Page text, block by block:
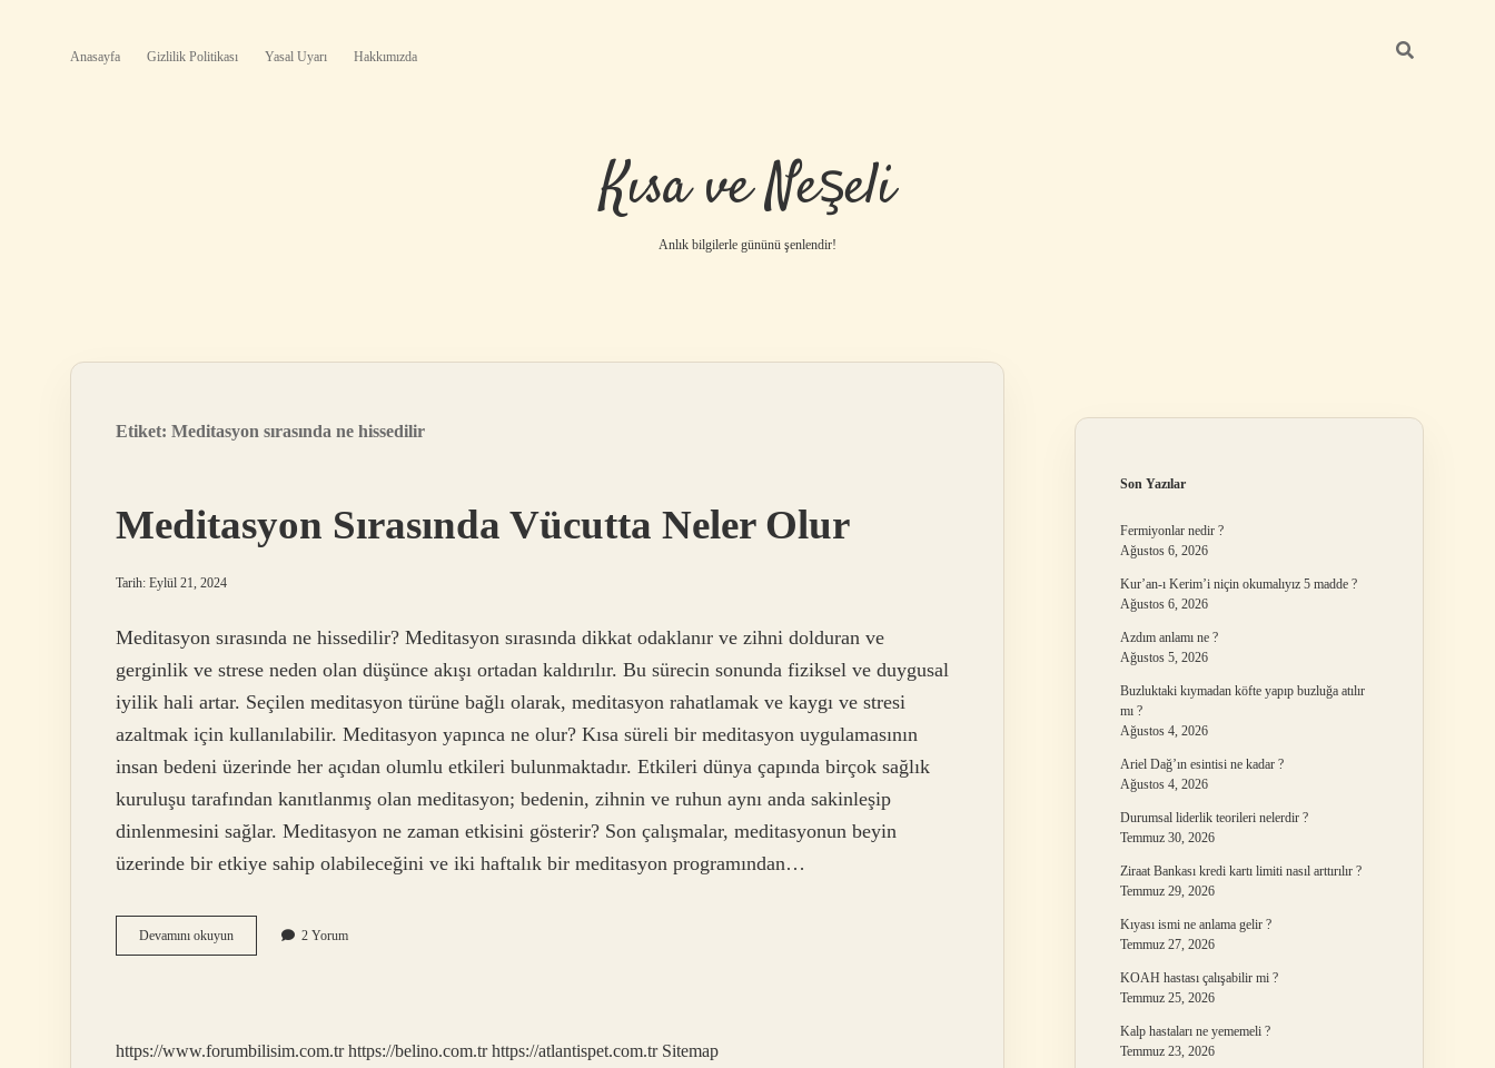
Anasayfa Gizlilik Politikası Yasal Uyarı Hakkımızda
Kısa ve Neşeli
Anlık bilgilerle gününü şenlendir!
Etiket: Meditasyon sırasında ne hissedilir
Meditasyon Sırasında Vücutta Neler Olur
Tarih: Eylül 21, 2024
Meditasyon sırasında ne hissedilir? Meditasyon sırasında dikkat odaklanır ve zihni dolduran ve
gerginlik ve strese neden olan düşünce akışı ortadan kaldırılır. Bu sürecin sonunda fiziksel ve duygusal
iyilik hali artar. Seçilen meditasyon türüne bağlı olarak, meditasyon rahatlamak ve kaygı ve stresi
azaltmak için kullanılabilir. Meditasyon yapınca ne olur? Kısa süreli bir meditasyon uygulamasının
insan bedeni üzerinde her açıdan olumlu etkileri bulunmaktadır. Etkileri dünya çapında birçok sağlık
kuruluşu tarafından kanıtlanmış olan meditasyon; bedenin, zihnin ve ruhun aynı anda sakinleşip
dinlenmesini sağlar. Meditasyon ne zaman etkisini gösterir? Son çalışmalar, meditasyonun beyin
üzerinde bir etkiye sahip olabileceğini ve iki haftalık bir meditasyon programından…
Devamını okuyunMeditasyon
Sırasında
2 Yorum
https://www.forumbilisim.com.tr https://belino.com.tr https://atlantispet.com.tr Sitemap
Son Yazılar
Fermiyonlar nedir ?
Ağustos 6, 2026
Kur’an-ı Kerim’i niçin okumalıyız 5 madde ?
Ağustos 6, 2026
Azdım anlamı ne ?
Ağustos 5, 2026
Buzluktaki kıymadan köfte yapıp buzluğa atılır
mı ?
Ağustos 4, 2026
Ariel Dağ’ın esintisi ne kadar ?
Ağustos 4, 2026
Durumsal liderlik teorileri nelerdir ?
Temmuz 30, 2026
Ziraat Bankası kredi kartı limiti nasıl arttırılır ?
Temmuz 29, 2026
Kıyası ismi ne anlama gelir ?
Temmuz 27, 2026
KOAH hastası çalışabilir mi ?
Temmuz 25, 2026
Kalp hastaları ne yememeli ?
Temmuz 23, 2026